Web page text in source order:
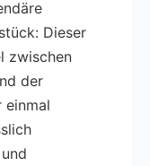
Dieser
zwischen
der
einmal